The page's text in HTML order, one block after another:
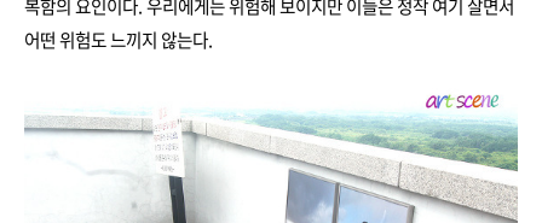
복함의 요인이다. 우리에게는 위험해 보이지만 이들은 정작 여기 살면서
어떤 위험도 느끼지 않는다.